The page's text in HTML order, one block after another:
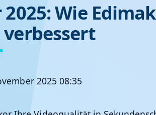
2025: Wie
2025 08:35